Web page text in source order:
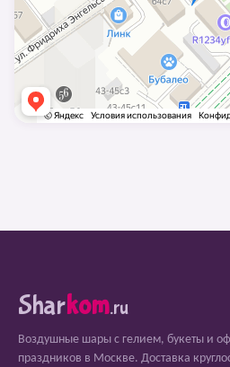
Sharkom.ru
Воздушные шары с гелием, букеты и
праздников в Москве. Доставка